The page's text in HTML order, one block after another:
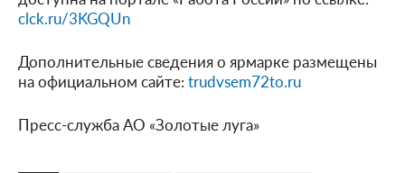
clck.ru/3KGQUn
Дополнительные сведения о ярмарке размещены
на официальном сайте: trudvsem72to.ru
Пресс-служба АО «Золотые луга»